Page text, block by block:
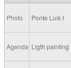
Photo Ponte Luís I
Agenda Ligth painting